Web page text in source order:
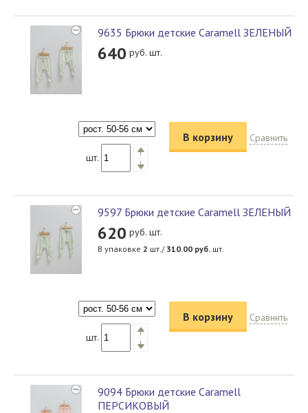
9635 Брюки детские Caramell ЗЕЛЕНЫЙ
640 руб. шт.
шт.
В корзину Сравнить
9597 Брюки детские Caramell ЗЕЛЕНЫЙ
620 руб. шт.
В упаковке 2 шт./ 310.00 руб. шт.
шт.
В корзину Сравнить
9094 Брюки детские Caramell
ПЕРСИКОВЫЙ